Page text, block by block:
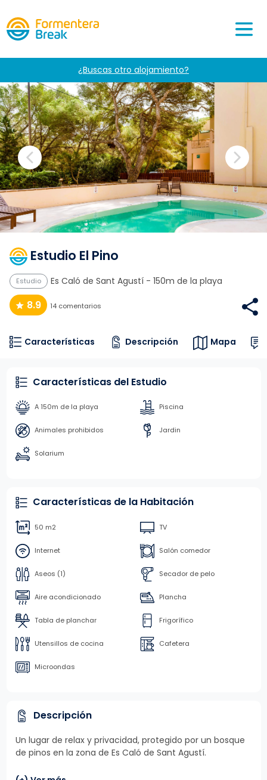
¿Buscas otro alojamiento?
Estudio El Pino
Estudio Es Caló de Sant Agustí- 150m de la playa
8.9 14 comentarios
Características Descripción Mapa
Características del Estudio
A 150m de la playa Piscina
Animales prohibidos Jardin
Solarium
Características de la Habitación
50 m2 TV
Internet Salón comedor
Aseos (1) Secador de pelo
Aire acondicionado Plancha
Tabla de planchar Frigorífico
Utensillos de cocina Cafetera
Microondas
Descripción
Un lugar de relax y privacidad, protegido por un bosque
de pinos en la zona de Es Caló de Sant Agustí.